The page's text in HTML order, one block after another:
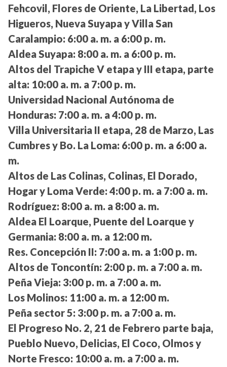
Fehcovil, Flores de Oriente, La Libertad, Los
Higueros, Nueva Suyapa y Villa San
Caralampio: 6:00 a. m. a 6:00 p. m.
Aldea Suyapa: 8:00 a. m. a 6:00 p. m.
Altos del Trapiche V etapa y III etapa, parte
alta: 10:00 a. m. a 7:00 p. m.
Universidad Nacional Autónoma de
Honduras: 7:00 a. m. a 4:00 p. m.
Villa Universitaria II etapa, 28 de Marzo, Las
Cumbres y Bo. La Loma: 6:00 p. m. a 6:00 a.
m.
Altos de Las Colinas, Colinas, El Dorado,
Hogar y Loma Verde: 4:00 p. m. a 7:00 a. m.
Rodríguez: 8:00 a. m. a 8:00 a. m.
Aldea El Loarque, Puente del Loarque y
Germania: 8:00 a. m. a 12:00 m.
Res. Concepción II: 7:00 a. m. a 1:00 p. m.
Altos de Toncontín: 2:00 p. m. a 7:00 a. m.
Peña Vieja: 3:00 p. m. a 7:00 a. m.
Los Molinos: 11:00 a. m. a 12:00 m.
Peña sector 5: 3:00 p. m. a 7:00 a. m.
El Progreso No. 2, 21 de Febrero parte baja,
Pueblo Nuevo, Delicias, El Coco, Olmos y
Norte Fresco: 10:00 a. m. a 7:00 a. m.